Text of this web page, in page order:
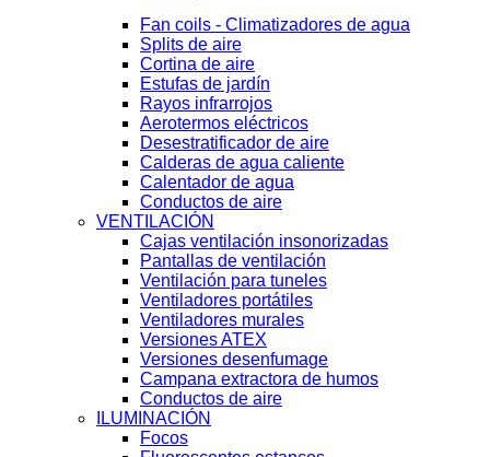
Fan coils - Climatizadores de agua
Splits de aire
Cortina de aire
Estufas de jardín
Rayos infrarrojos
Aerotermos eléctricos
Desestratificador de aire
Calderas de agua caliente
Calentador de agua
Conductos de aire
VENTILACIÓN
Cajas ventilación insonorizadas
Pantallas de ventilación
Ventilación para tuneles
Ventiladores portátiles
Ventiladores murales
Versiones ATEX
Versiones desenfumage
Campana extractora de humos
Conductos de aire
ILUMINACIÓN
Focos